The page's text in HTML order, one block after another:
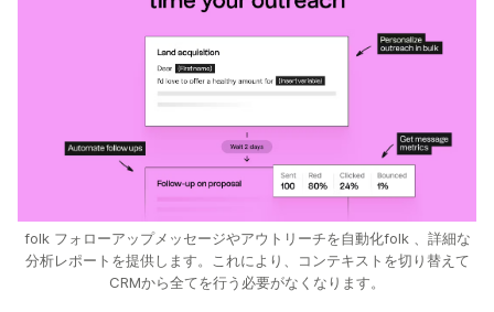
folk フォローアップメッセージやアウトリーチを自動化folk 、詳細な
分析レポートを提供します。これにより、コンテキストを切り替えて
CRMから全てを行う必要がなくなります。